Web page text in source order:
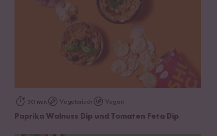
20 min Vegetarisch Vegan
Paprika Walnuss Dip und Tomaten Feta Dip